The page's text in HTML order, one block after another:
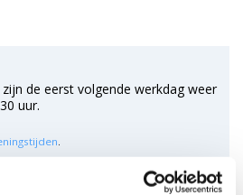
de eerst volgende werkdag weer
uur.
.